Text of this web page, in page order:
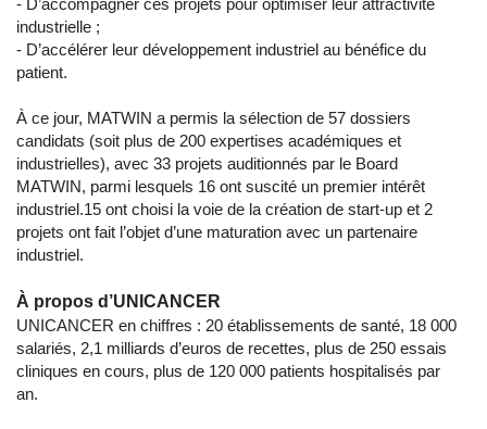
- D’accompagner ces projets pour optimiser leur attractivité
industrielle ;
- D’accélérer leur développement industriel au bénéfice du
patient.
À ce jour, MATWIN a permis la sélection de 57 dossiers
candidats (soit plus de 200 expertises académiques et
industrielles), avec 33 projets auditionnés par le Board
MATWIN, parmi lesquels 16 ont suscité un premier intérêt
industriel.15 ont choisi la voie de la création de start-up et 2
projets ont fait l’objet d’une maturation avec un partenaire
industriel.
À propos d’UNICANCER
UNICANCER en chiffres : 20 établissements de santé, 18 000
salariés, 2,1 milliards d’euros de recettes, plus de 250 essais
cliniques en cours, plus de 120 000 patients hospitalisés par
an.